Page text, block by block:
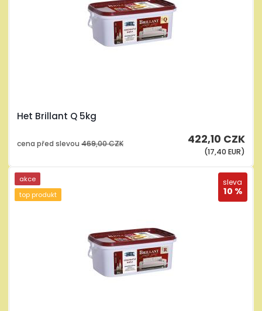
Het Brillant Q 5kg
cena před slevou 469,00 CZK 422,10 CZK
(17,40 EUR)
akce
top produkt
sleva
10 %